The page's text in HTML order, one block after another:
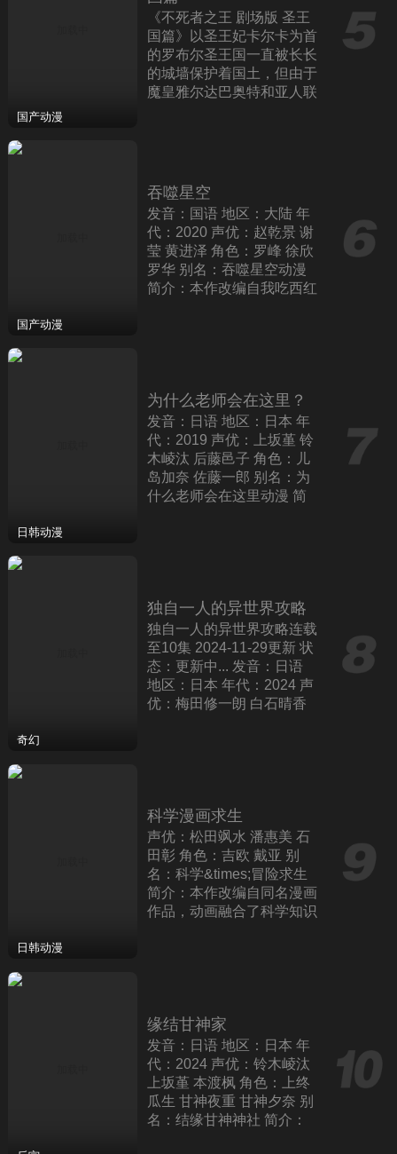
国产动漫
《不死者之王 剧场版 圣王
国篇》以圣王妃卡尔卡为首
的罗布尔圣王国一直被长长
的城墙保护着国土，但由于
魔皇雅尔达巴奥特和亚人联
国产动漫
吞噬星空
发音：国语 地区：大陆 年
代：2020 声优：赵乾景 谢
莹 黄进泽 角色：罗峰 徐欣
罗华 别名：吞噬星空动漫
简介：本作改编自我吃西红
日韩动漫
为什么老师会在这里？
发音：日语 地区：日本 年
代：2019 声优：上坂堇 铃
木崚汰 后藤邑子 角色：儿
岛加奈 佐藤一郎 别名：为
什么老师会在这里动漫 简
奇幻
独自一人的异世界攻略
独自一人的异世界攻略连载
至10集 2024-11-29更新 状
态：更新中... 发音：日语
地区：日本 年代：2024 声
优：梅田修一朗 白石晴香
日韩动漫
科学漫画求生
声优：松田飒水 潘惠美 石
田彰 角色：吉欧 戴亚 别
名：科学&times;冒险求生
简介：本作改编自同名漫画
作品，动画融合了科学知识
缘结甘神家
发音：日语 地区：日本 年
代：2024 声优：铃木崚汰
上坂堇 本渡枫 角色：上终
瓜生 甘神夜重 甘神夕奈 别
名：结缘甘神神社 简介：